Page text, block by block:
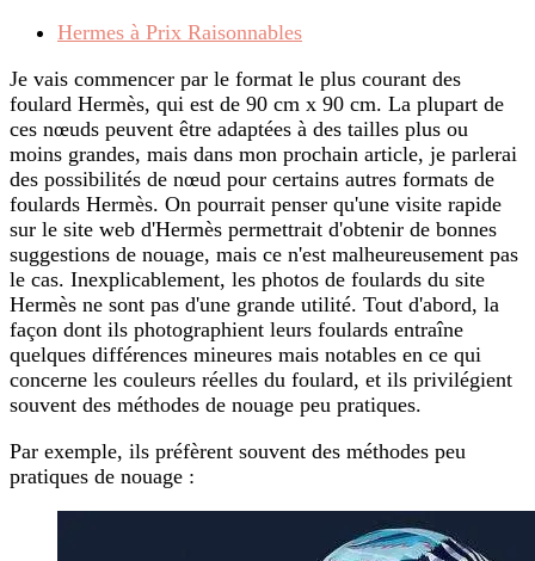
Hermes à Prix Raisonnables
Je vais commencer par le format le plus courant des
foulard Hermès, qui est de 90 cm x 90 cm. La plupart de
ces nœuds peuvent être adaptées à des tailles plus ou
moins grandes, mais dans mon prochain article, je parlerai
des possibilités de nœud pour certains autres formats de
foulards Hermès. On pourrait penser qu'une visite rapide
sur le site web d'Hermès permettrait d'obtenir de bonnes
suggestions de nouage, mais ce n'est malheureusement pas
le cas. Inexplicablement, les photos de foulards du site
Hermès ne sont pas d'une grande utilité. Tout d'abord, la
façon dont ils photographient leurs foulards entraîne
quelques différences mineures mais notables en ce qui
concerne les couleurs réelles du foulard, et ils privilégient
souvent des méthodes de nouage peu pratiques.
Par exemple, ils préfèrent souvent des méthodes peu
pratiques de nouage :